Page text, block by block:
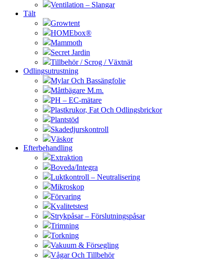
Ventilation – Slangar
Tält
Growtent
HOMEbox®
Mammoth
Secret Jardin
Tillbehör / Scrog / Växtnät
Odlingsutrustning
Mylar Och Bassängfolie
Måttbägare M.m.
PH – EC-mätare
Plastkrukor, Fat Och Odlingsbrickor
Plantstöd
Skadedjurskontroll
Väskor
Efterbehandling
Extraktion
Boveda/Integra
Luktkontroll – Neutralisering
Mikroskop
Förvaring
Kvalitetstest
Strykpåsar – Förslutningspåsar
Trimning
Torkning
Vakuum & Försegling
Vågar Och Tillbehör